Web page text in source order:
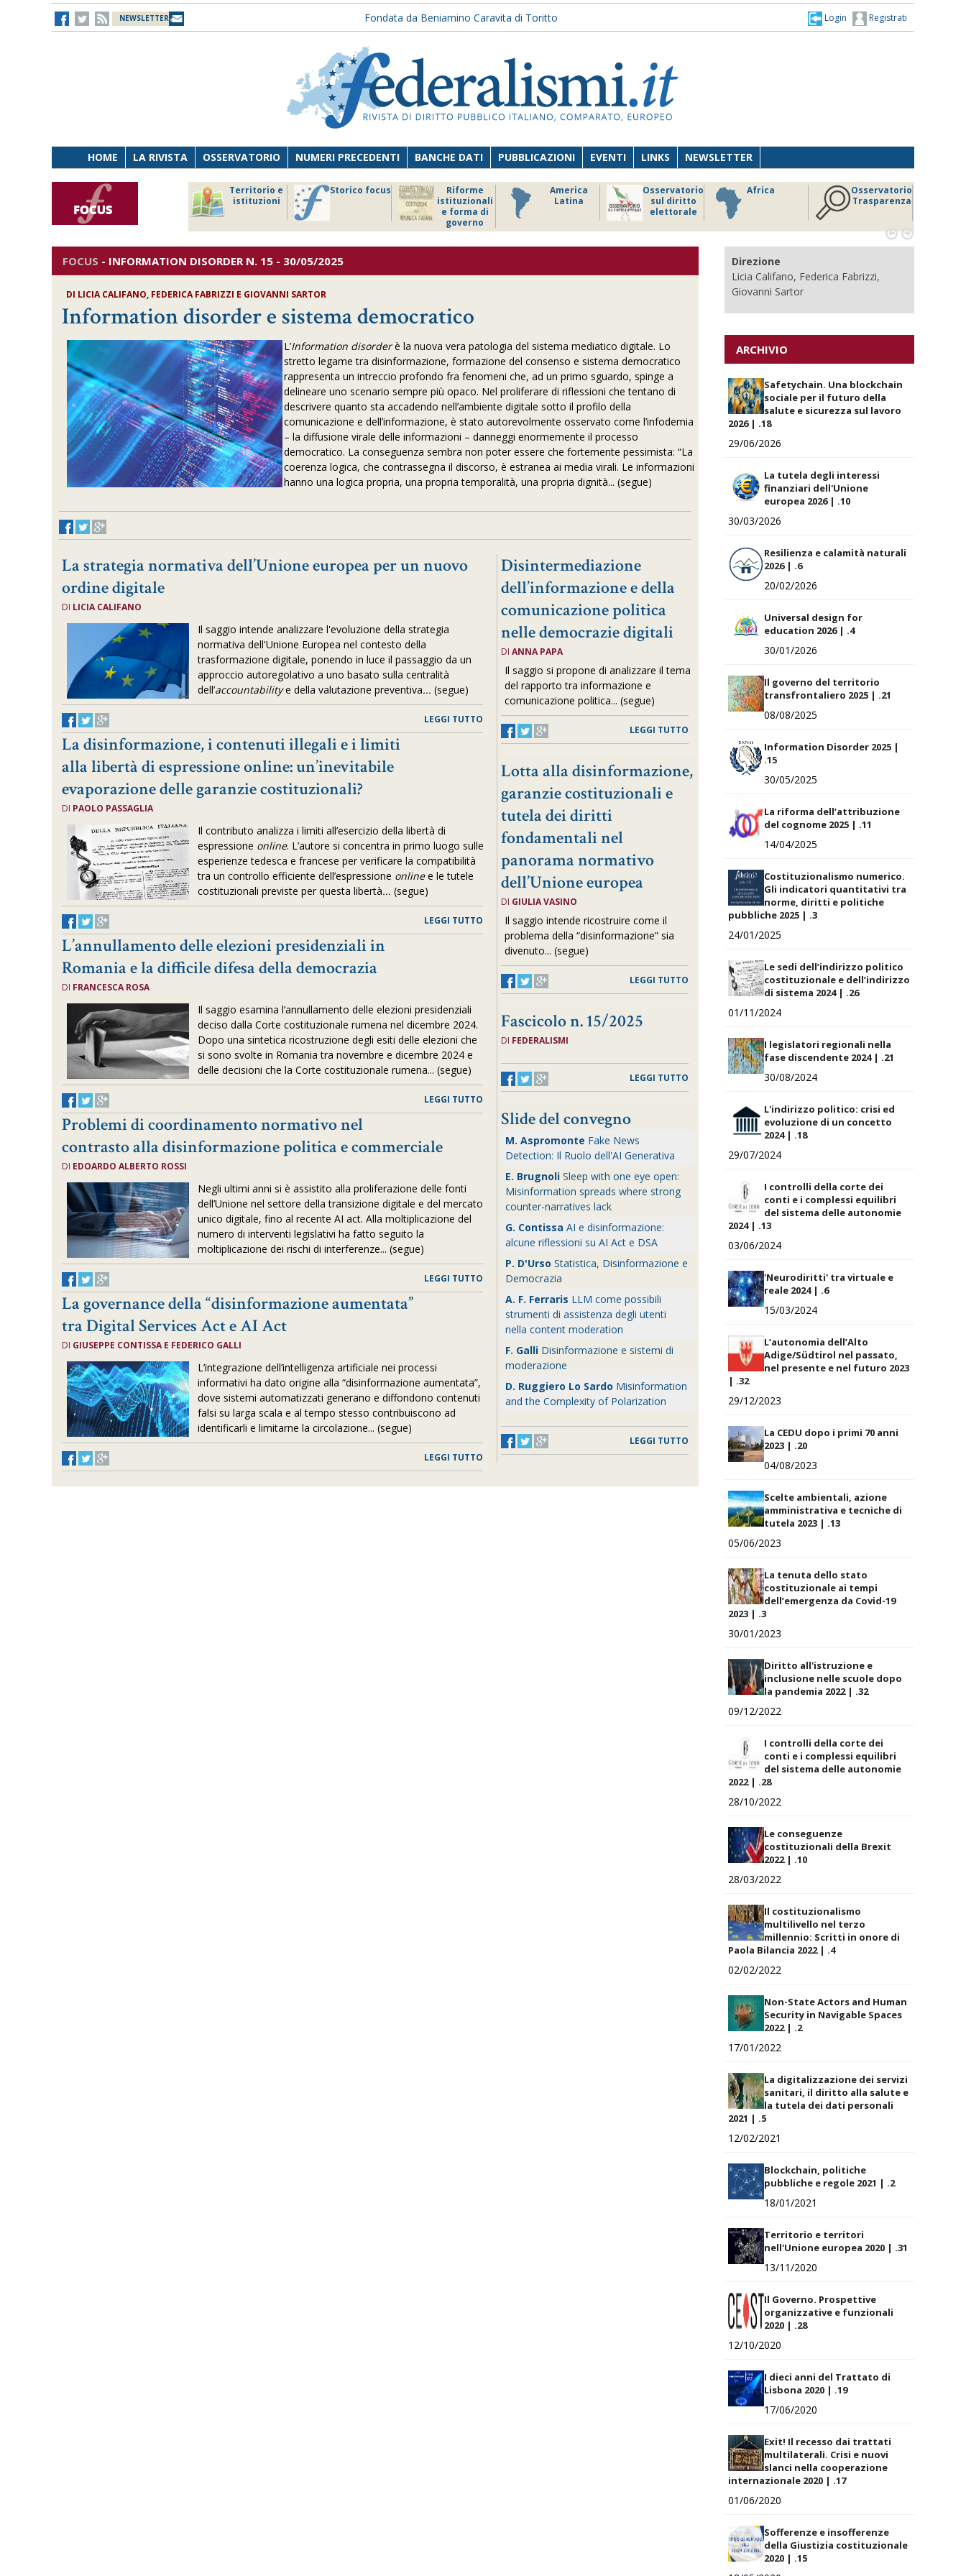
NEWSLETTER Fondata da Beniamino Caravita di Toritto Registrati
Login
HOME LA RIVISTA OSSERVATORIO NUMERI PRECEDENTI BANCHE DATI PUBBLICAZIONI EVENTI LINKS NEWSLETTER
Territorio e
istituzioni
Storico focus
Riforme
istituzionali
e forma di
governo
America
Latina
Osservatorio
sul diritto
elettorale
Africa
Osservatorio
Trasparenza
 
FOCUS - INFORMATION DISORDERN. 15 - 30/05/2025
DI LICIA CALIFANO, FEDERICA FABRIZZI E GIOVANNI SARTOR
Information disorder e sistema democratico
L’Information disorderè la nuova vera patologia del sistema mediatico digitale. Lo
stretto legame tra disinformazione, formazione del consenso e sistema democratico
rappresenta un intreccio profondo fra fenomeni che, ad un primo sguardo, spinge a
delineare uno scenario sempre più opaco. Nel proliferare di riflessioni che tentano di
descrivere quanto sta accadendo nell’ambiente digitale sotto il profilo della
comunicazione e dell’informazione, è stato autorevolmente osservato come l’infodemia
– la diffusione virale delle informazioni – danneggi enormemente il processo
democratico. La conseguenza sembra non poter essere che fortemente pessimista: “La
coerenza logica, che contrassegna il discorso, è estranea ai media virali. Le informazioni
hanno una logica propria, una propria temporalità, una propria dignità... (segue)
La strategia normativa dell’Unione europea per un nuovo
ordine digitale
DI LICIA CALIFANO
Il saggio intende analizzare l'evoluzione della strategia
normativa dell'Unione Europea nel contesto della
trasformazione digitale, ponendo in luce il passaggio da un
approccio autoregolativo a uno basato sulla centralità
dell’accountabilitye della valutazione preventiva... (segue)
LEGGI TUTTO
La disinformazione, i contenuti illegali e i limiti
alla libertà di espressione online: un’inevitabile
evaporazione delle garanzie costituzionali?
DI PAOLO PASSAGLIA
Il contributo analizza i limiti all’esercizio della libertà di
espressione online. L’autore si concentra in primo luogo sulle
esperienze tedesca e francese per verificare la compatibilità
tra un controllo efficiente dell’espressione onlinee le tutele
costituzionali previste per questa libertà... (segue)
LEGGI TUTTO
L’annullamento delle elezioni presidenziali in
Romania e la difficile difesa della democrazia
DI FRANCESCA ROSA
Il saggio esamina l’annullamento delle elezioni presidenziali
deciso dalla Corte costituzionale rumena nel dicembre 2024.
Dopo una sintetica ricostruzione degli esiti delle elezioni che
si sono svolte in Romania tra novembre e dicembre 2024 e
delle decisioni che la Corte costituzionale rumena... (segue)
LEGGI TUTTO
Problemi di coordinamento normativo nel
contrasto alla disinformazione politica e commerciale
DI EDOARDO ALBERTO ROSSI
Negli ultimi anni si è assistito alla proliferazione delle fonti
dell’Unione nel settore della transizione digitale e del mercato
unico digitale, fino al recente AI act. Alla moltiplicazione del
numero di interventi legislativi ha fatto seguito la
moltiplicazione dei rischi di interferenze... (segue)
LEGGI TUTTO
La governance della “disinformazione aumentata”
tra Digital Services Act e AI Act
DI GIUSEPPE CONTISSA E FEDERICO GALLI
L’integrazione dell’intelligenza artificiale nei processi
informativi ha dato origine alla “disinformazione aumentata”,
dove sistemi automatizzati generano e diffondono contenuti
falsi su larga scala e al tempo stesso contribuiscono ad
identificarli e limitarne la circolazione... (segue)
LEGGI TUTTO
Disintermediazione
dell’informazione e della
comunicazione politica
nelle democrazie digitali
DI ANNA PAPA
Il saggio si propone di analizzare il tema
del rapporto tra informazione e
comunicazione politica... (segue)
LEGGI TUTTO
Lotta alla disinformazione,
garanzie costituzionali e
tutela dei diritti
fondamentali nel
panorama normativo
dell’Unione europea
DI GIULIA VASINO
Il saggio intende ricostruire come il
problema della “disinformazione” sia
divenuto... (segue)
LEGGI TUTTO
Fascicolo n. 15/2025
DI FEDERALISMI
LEGGI TUTTO
Slide del convegno
M. Aspromonte Fake News
Detection: Il Ruolo dell'AI Generativa
E. BrugnoliSleep with one eye open:
Misinformation spreads where strong
counter-narratives lack
G. Contissa AI e disinformazione:
alcune riflessioni su AI Act e DSA
P. D'Urso Statistica, Disinformazione e
Democrazia
A. F. Ferraris LLM come possibili
strumenti di assistenza degli utenti
nella content moderation
F. GalliDisinformazione e sistemi di
moderazione
D. Ruggiero Lo Sardo Misinformation
and the Complexity of Polarization
LEGGI TUTTO
Direzione
Licia Califano, Federica Fabrizzi,
Giovanni Sartor
ARCHIVIO
Safetychain. Una blockchain
sociale per il futuro della
salute e sicurezza sul lavoro
2026 | .18
29/06/2026
La tutela degli interessi
finanziari dell'Unione
europea 2026 | .10
30/03/2026
Resilienza e calamità naturali
2026 | .6
20/02/2026
Universal design for
education 2026 | .4
30/01/2026
Il governo del territorio
transfrontaliero 2025 | .21
08/08/2025
Information Disorder 2025 |
.15
30/05/2025
La riforma dell’attribuzione
del cognome 2025 | .11
14/04/2025
Costituzionalismo numerico.
Gli indicatori quantitativi tra
norme, diritti e politiche
pubbliche 2025 | .3
24/01/2025
Le sedi dell’indirizzo politico
costituzionale e dell’indirizzo
di sistema 2024 | .26
01/11/2024
I legislatori regionali nella
fase discendente 2024 | .21
30/08/2024
L'indirizzo politico: crisi ed
evoluzione di un concetto
2024 | .18
29/07/2024
I controlli della corte dei
conti e i complessi equilibri
del sistema delle autonomie
2024 | .13
03/06/2024
'Neurodiritti' tra virtuale e
reale 2024 | .6
15/03/2024
L’autonomia dell’Alto
Adige/Südtirol nel passato,
nel presente e nel futuro 2023
| .32
29/12/2023
La CEDU dopo i primi 70 anni
2023 | .20
04/08/2023
Scelte ambientali, azione
amministrativa e tecniche di
tutela 2023 | .13
05/06/2023
La tenuta dello stato
costituzionale ai tempi
dell’emergenza da Covid-19
2023 | .3
30/01/2023
Diritto all'istruzione e
inclusione nelle scuole dopo
la pandemia 2022 | .32
09/12/2022
I controlli della corte dei
conti e i complessi equilibri
del sistema delle autonomie
2022 | .28
28/10/2022
Le conseguenze
costituzionali della Brexit
2022 | .10
28/03/2022
Il costituzionalismo
multilivello nel terzo
millennio: Scritti in onore di
Paola Bilancia 2022 | .4
02/02/2022
Non-State Actors and Human
Security in Navigable Spaces
2022 | .2
17/01/2022
La digitalizzazione dei servizi
sanitari, il diritto alla salute e
la tutela dei dati personali
2021 | .5
12/02/2021
Blockchain, politiche
pubbliche e regole 2021 | .2
18/01/2021
Territorio e territori
nell'Unione europea 2020 | .31
13/11/2020
Il Governo. Prospettive
organizzative e funzionali
2020 | .28
12/10/2020
I dieci anni del Trattato di
Lisbona 2020 | .19
17/06/2020
Exit! Il recesso dai trattati
multilaterali. Crisi e nuovi
slanci nella cooperazione
internazionale 2020 | .17
01/06/2020
Sofferenze e insofferenze
della Giustizia costituzionale
2020 | .15